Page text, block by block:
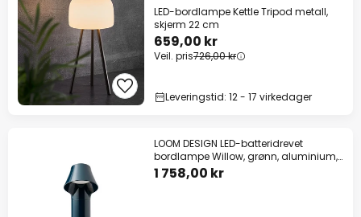
LED-bordlampe Kettle Tripod metall,
skjerm 22 cm
659,00 kr
Veil. pris726,00 kr
Leveringstid: 12 - 17 virkedager
LOOM DESIGN LED-batteridrevet
bordlampe Willow, grønn, aluminium,
IP54
1 758,00 kr